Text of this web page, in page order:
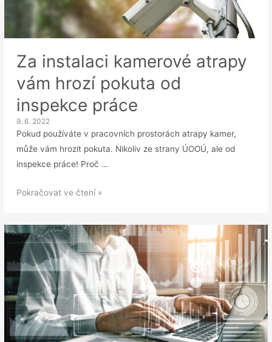
Za instalaci kamerové atrapy
vám hrozí pokuta od
inspekce práce
9. 6. 2022
Pokud používáte v pracovních prostorách atrapy kamer,
může vám hrozit pokuta. Nikoliv ze strany ÚOOÚ, ale od
inspekce práce! Proč …
Za
atrapy
vám
hrozí
pokuta
od
inspekce
práce
Pokračovat ve čtení »